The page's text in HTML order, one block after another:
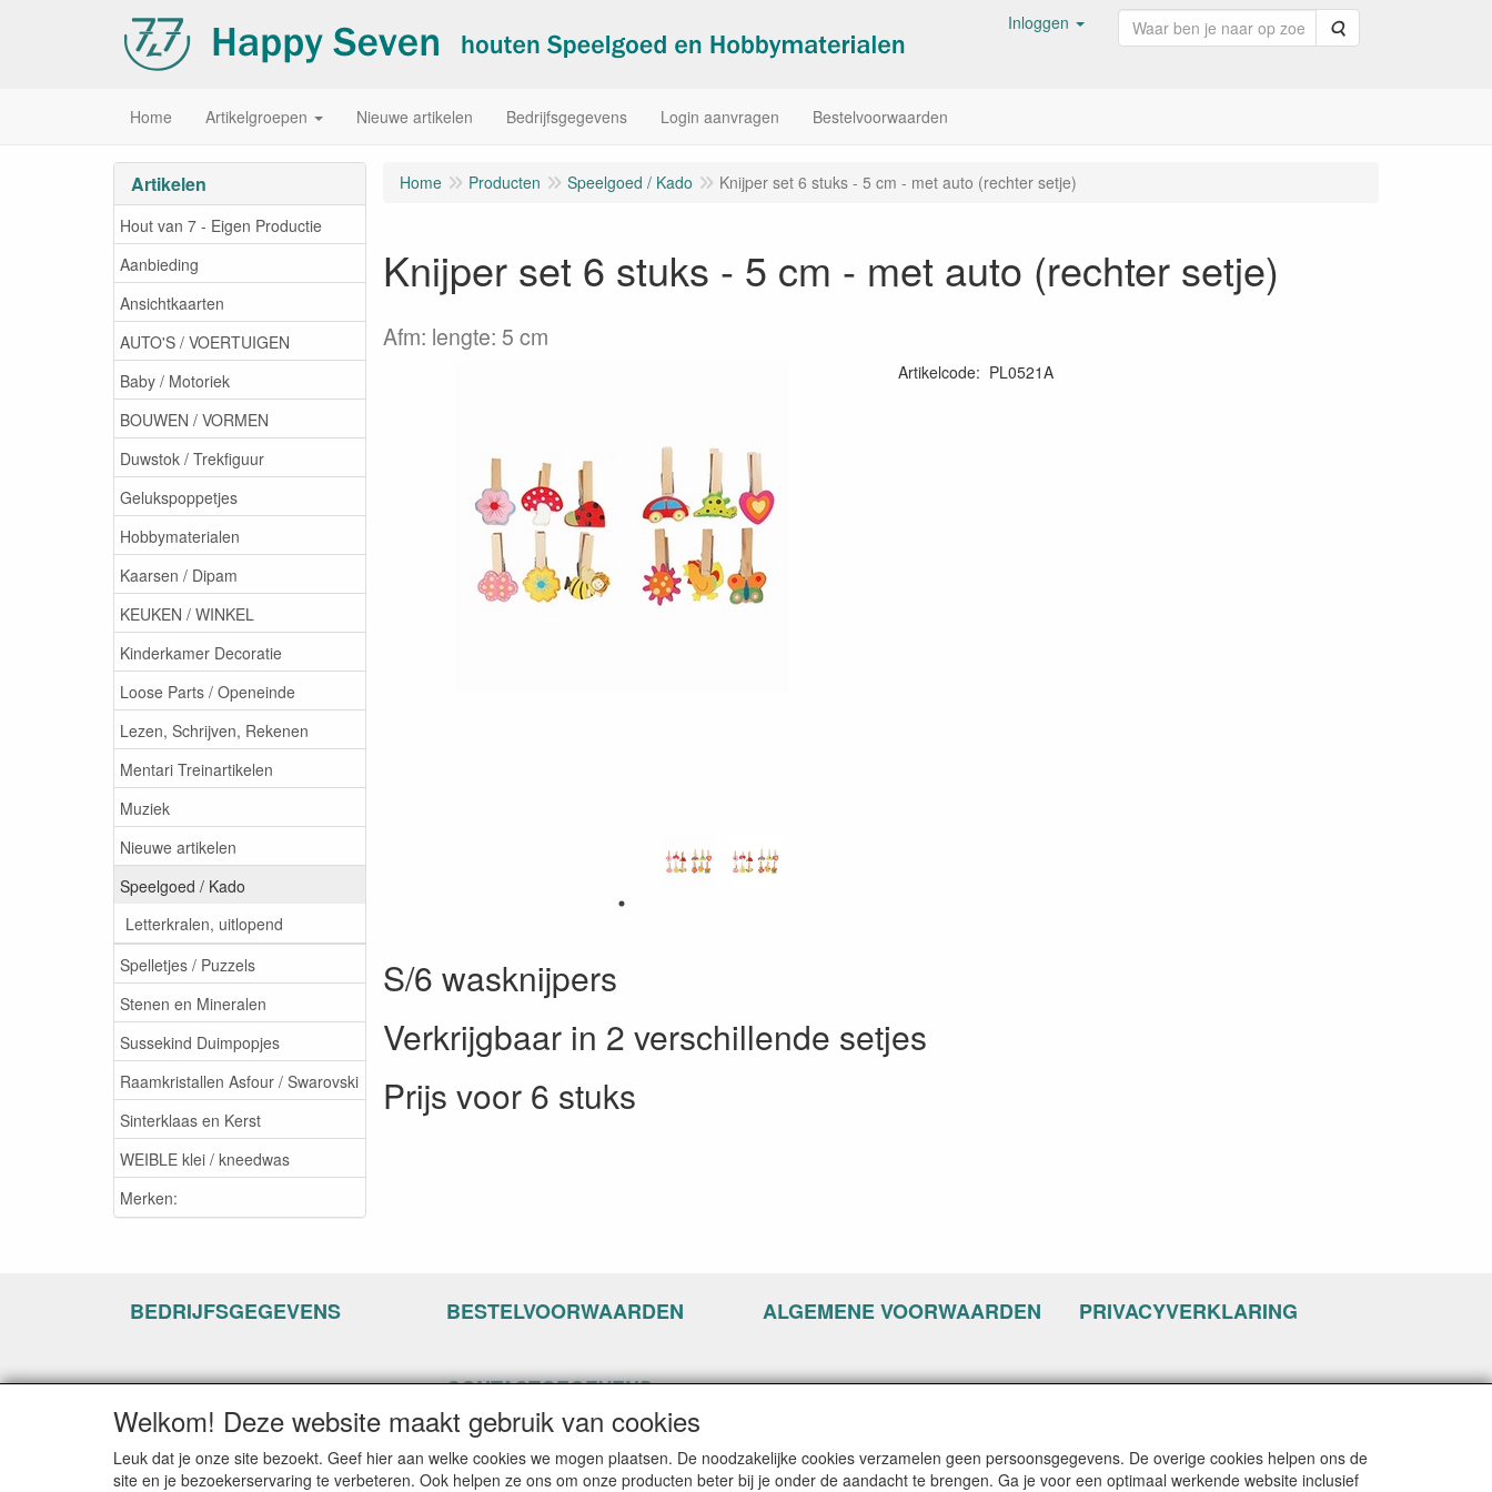
Inloggen Zoeken
Home Artikelgroepen Nieuwe artikelen Bedrijfsgegevens Login aanvragen Bestelvoorwaarden
Artikelen
Hout van 7 - Eigen Productie
Aanbieding
Ansichtkaarten
AUTO'S / VOERTUIGEN
Baby / Motoriek
BOUWEN / VORMEN
Duwstok / Trekfiguur
Gelukspoppetjes
Hobbymaterialen
Kaarsen / Dipam
KEUKEN / WINKEL
Kinderkamer Decoratie
Loose Parts / Openeinde
Lezen, Schrijven, Rekenen
Mentari Treinartikelen
Muziek
Nieuwe artikelen
Speelgoed / Kado
Letterkralen, uitlopend
Spelletjes / Puzzels
Stenen en Mineralen
Sussekind Duimpopjes
Raamkristallen Asfour / Swarovski
Sinterklaas en Kerst
WEIBLE klei / kneedwas
Merken:
Home Producten Speelgoed / Kado Knijper set 6 stuks - 5 cm - met auto (rechter setje)
Knijper set 6 stuks - 5 cm - met auto (rechter setje)
Afm: lengte: 5 cm
Artikelcode: PL0521A
S/6 wasknijpers
Verkrijgbaar in 2 verschillende setjes
Prijs voor 6 stuks
BEDRIJFSGEGEVENS BESTELVOORWAARDEN ALGEMENE VOORWAARDEN PRIVACYVERKLARING
CONTACTGEGEVENS
www.happyseven.nl
Hogenhof 13-15
3861 CG Nijkerk
Welkom! Deze website maakt gebruik van cookies
Leuk dat je onze site bezoekt. Geef hier aan welke cookies we mogen plaatsen. De noodzakelijke cookies verzamelen geen persoonsgegevens. De overige cookies helpen ons de
site en je bezoekerservaring te verbeteren. Ook helpen ze ons om onze producten beter bij je onder de aandacht te brengen. Ga je voor een optimaal werkende website inclusief